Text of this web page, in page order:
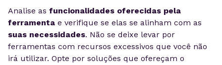
Analise as funcionalidades oferecidas pela
ferramenta e verifique se elas se alinham com as
suas necessidades. Não se deixe levar por
ferramentas com recursos excessivos que você não
irá utilizar. Opte por soluções que ofereçam o